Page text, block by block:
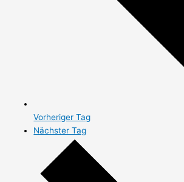
Vorheriger Tag
Nächster Tag